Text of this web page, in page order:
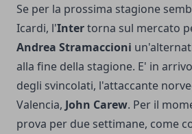
Se per la prossima stagione
Icardi, l'Intertorna sul mercato
Andrea Stramaccioni
alla fine della stagione. E' in
degli svincolati, l'attaccante
Valencia, John Carew. Per il
prova per due settimane, come